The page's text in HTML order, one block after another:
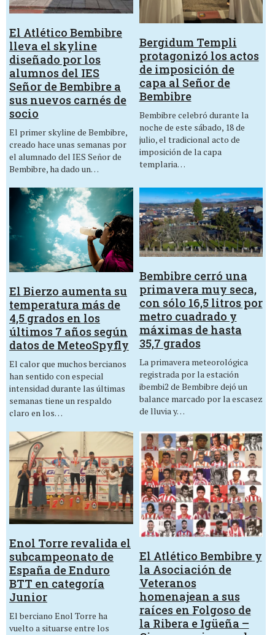
El Atlético Bembibre
lleva el skyline
diseñado por los
alumnos del IES
Señor de Bembibre a
sus nuevos carnés de
socio
El primer skyline de Bembibre,
creado hace unas semanas por
el alumnado del IES Señor de
Bembibre, ha dado un…
Bergidum Templi
protagonizó los actos
de imposición de
capa al Señor de
Bembibre
Bembibre celebró durante la
noche de este sábado, 18 de
julio, el tradicional acto de
imposición de la capa
templaria…
El Bierzo aumenta su
temperatura más de
4,5 grados en los
últimos 7 años según
datos de MeteoSpyfly
El calor que muchos bercianos
han sentido con especial
intensidad durante las últimas
semanas tiene un respaldo
claro en los…
Bembibre cerró una
primavera muy seca,
con sólo 16,5 litros por
metro cuadrado y
máximas de hasta
35,7 grados
La primavera meteorológica
registrada por la estación
ibembi2 de Bembibre dejó un
balance marcado por la escasez
de lluvia y…
Enol Torre revalida el
subcampeonato de
España de Enduro
BTT en categoría
Junior
El berciano Enol Torre ha
vuelto a situarse entre los
El Atlético Bembibre y
la Asociación de
Veteranos
homenajean a sus
raíces en Folgoso de
la Ribera e Igüeña –